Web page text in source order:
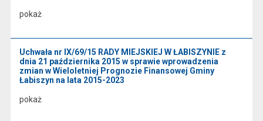
pokaż
Uchwała nr IX/69/15 RADY MIEJSKIEJ W ŁABISZYNIE z
dnia 21 października 2015 w sprawie wprowadzenia
zmian w Wieloletniej Prognozie Finansowej Gminy
Łabiszyn na lata 2015-2023
pokaż